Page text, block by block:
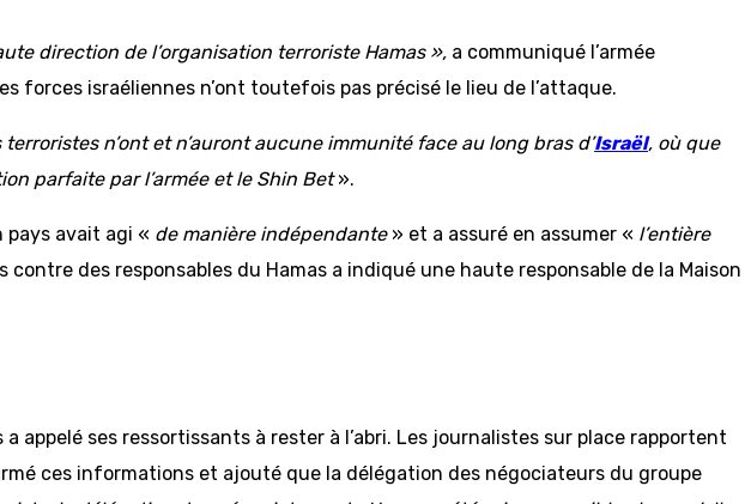
direction de l’organisation terroriste Hamas », a communiqué l’armée
forces israéliennes n’ont toutefois pas précisé le lieu de l’attaque.
terroristes n’ont et n’auront aucune immunité face au long bras d’Israël, où que
parfaite par l’armée et le Shin Bet».
pays avait agi « de manière indépendante» et a assuré en assumer « l’entière
des responsables du Hamas a indiqué une haute responsable de la Maison
appelé ses ressortissants à rester à l’abri. Les journalistes sur place rapportent
ces informations et ajouté que la délégation des négociateurs du groupe